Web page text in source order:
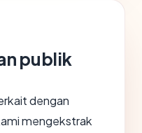
publik
dengan
mengekstrak